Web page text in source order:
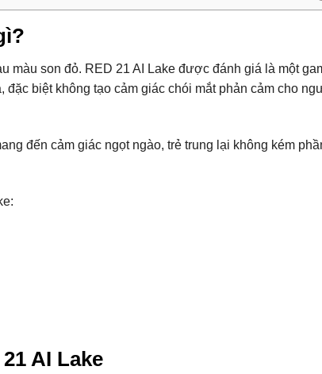
màu son đỏ. RED 21 AI Lake được đánh giá là một
biệt không tạo cảm giác chói mắt phản cảm cho
đến cảm giác ngọt ngào, trẻ trung lại không kém
AI Lake